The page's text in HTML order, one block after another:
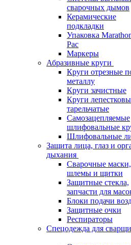
сварочных дымов
Керамические
подкладки
Упаковка
Pac
Маркеры
Абразивные круги
Круги отрезные
металлу
Круги зачистные
Круги
тарельчатые
Самозацепляемые
шлифовальные
Шлифовальные
Защита лица, глаз и
дыхания
Сварочные маски,
шлемы и щитки
Защитные стекла,
запчасти для
Блоки подачи
Защитные очки
Респираторы
Спецодежда для